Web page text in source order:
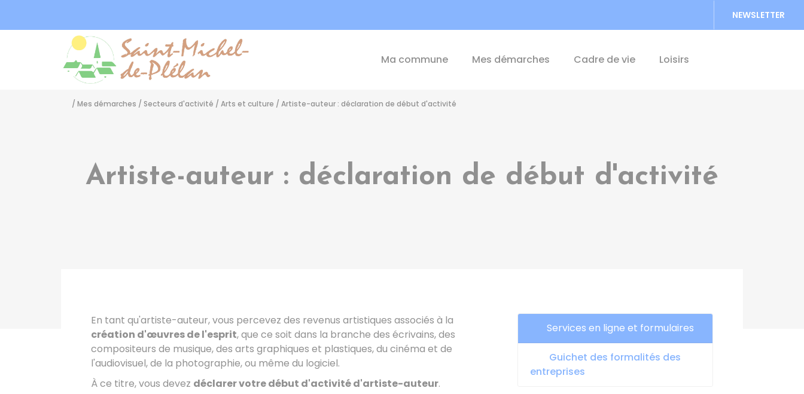
NEWSLETTER
Ma commune Mes démarches Cadre de vie Loisirs
/ Mes démarches / Secteurs d'activité / Arts et culture / Artiste-auteur : déclaration de début d'activité
Artiste-auteur : déclaration de début d'activité
En tant qu'artiste-auteur, vous percevez des revenus artistiques associés à la
création d'œuvres de l'esprit, que ce soit dans la branche des écrivains, des
compositeurs de musique, des arts graphiques et plastiques, du cinéma et de
l'audiovisuel, de la photographie, ou même du logiciel.
À ce titre, vous devez déclarer votre début d'activité d'artiste-auteur.
Services en ligne et formulaires
Guichet des formalités des
entreprises